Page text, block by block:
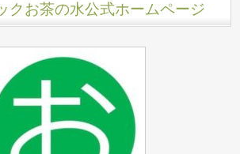
クお茶の水公式ホームページ